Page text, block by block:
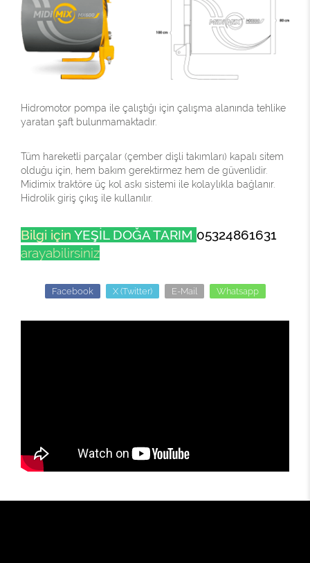
Hidromotor pompa ile çalıştığı için çalışma alanında tehlike
yaratan şaft bulunmamaktadır.
Tüm hareketli parçalar (çember dişli takımları) kapalı sitem
olduğu için, hem bakım gerektirmez hem de güvenlidir.
Midimix traktöre üç kol askı sistemi ile kolaylıkla bağlanır.
Hidrolik giriş çıkış ile kullanılır.
Bilgi için YEŞİL DOĞA TARIM 05324861631
arayabilirsiniz
Facebook X (Twitter) E-Mail Whatsapp